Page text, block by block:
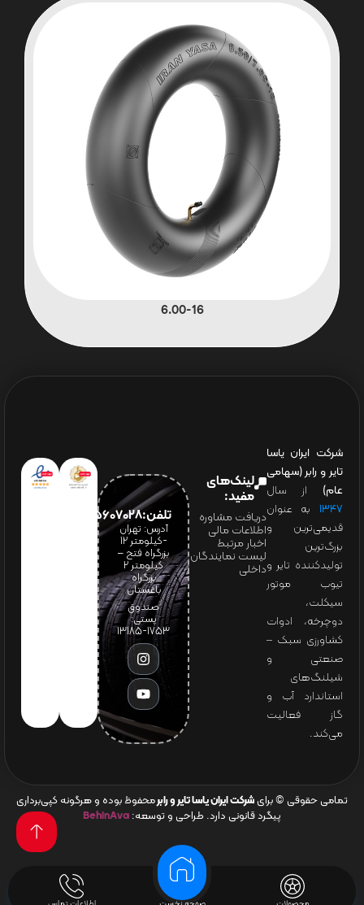
6.00-16
شرکت ایران یاسا
تایر و رابر (سهامی
عام) از سال
۱۳۴۷ به عنوان
قدیمی‌ترین و
بزرگ‌ترین
تولیدکننده تایر و
تیوب موتور
سیکلت،
دوچرخه، ادوات
کشاورزی سبک –
صنعتی و
شیلنگ‌های
استاندارد آب و
گاز فعالیت
می‌کند.
لینک‌های
مفید:
دریافت مشاوره
اطلاعات مالی
اخبار مرتبط
لیست نمایندگان
داخلی
تلفن:65607028(021)
آدرس: تهران
-کیلومتر 12
بزرگراه فتح –
کیلومتر ۲
بزرگراه
باغستان
صندوق
پستی:
1753-13185
تمامی حقوقی © برای شرکت ایران یاسا تایر و رابرمحفوظ بوده و هرگونه کپی‌برداری
پیگرد قانونی دارد. طراحی و توسعه: BehinAva